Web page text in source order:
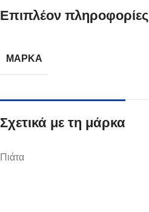
Επιπλέον πληροφορίες
ΜΆΡΚΑ
Σχετικά με τη μάρκα
Πιάτα